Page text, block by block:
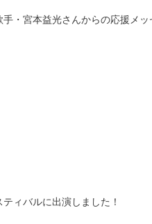
・宮本益光さんからの応援メッ
ィバルに出演しました！